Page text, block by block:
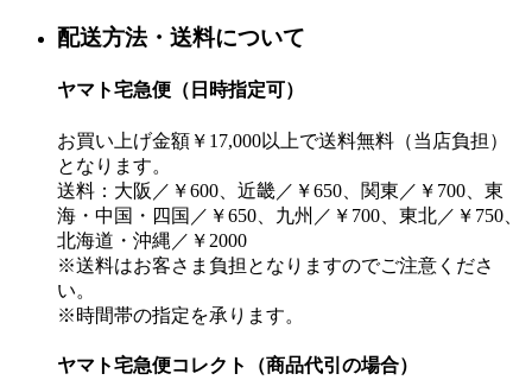
配送方法・送料について
ヤマト宅急便（日時指定可）
お買い上げ金額￥17,000以上で送料無料（当店負担）
となります。
送料：大阪／￥600、近畿／￥650、関東／￥700、東
海・中国・四国／￥650、九州／￥700、東北／￥750、
北海道・沖縄／￥2000
※送料はお客さま負担となりますのでご注意くださ
い。
※時間帯の指定を承ります。
ヤマト宅急便コレクト（商品代引の場合）